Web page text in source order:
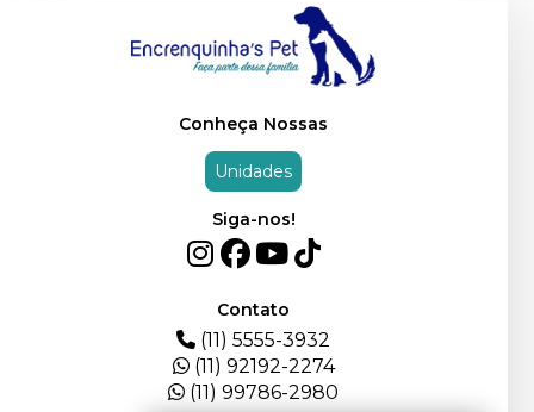
Conheça Nossas
Unidades
Siga-nos!
Contato
(11) 5555-3932
(11) 92192-2274
(11) 99786-2980